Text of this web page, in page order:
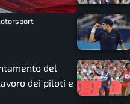
del
dei piloti e